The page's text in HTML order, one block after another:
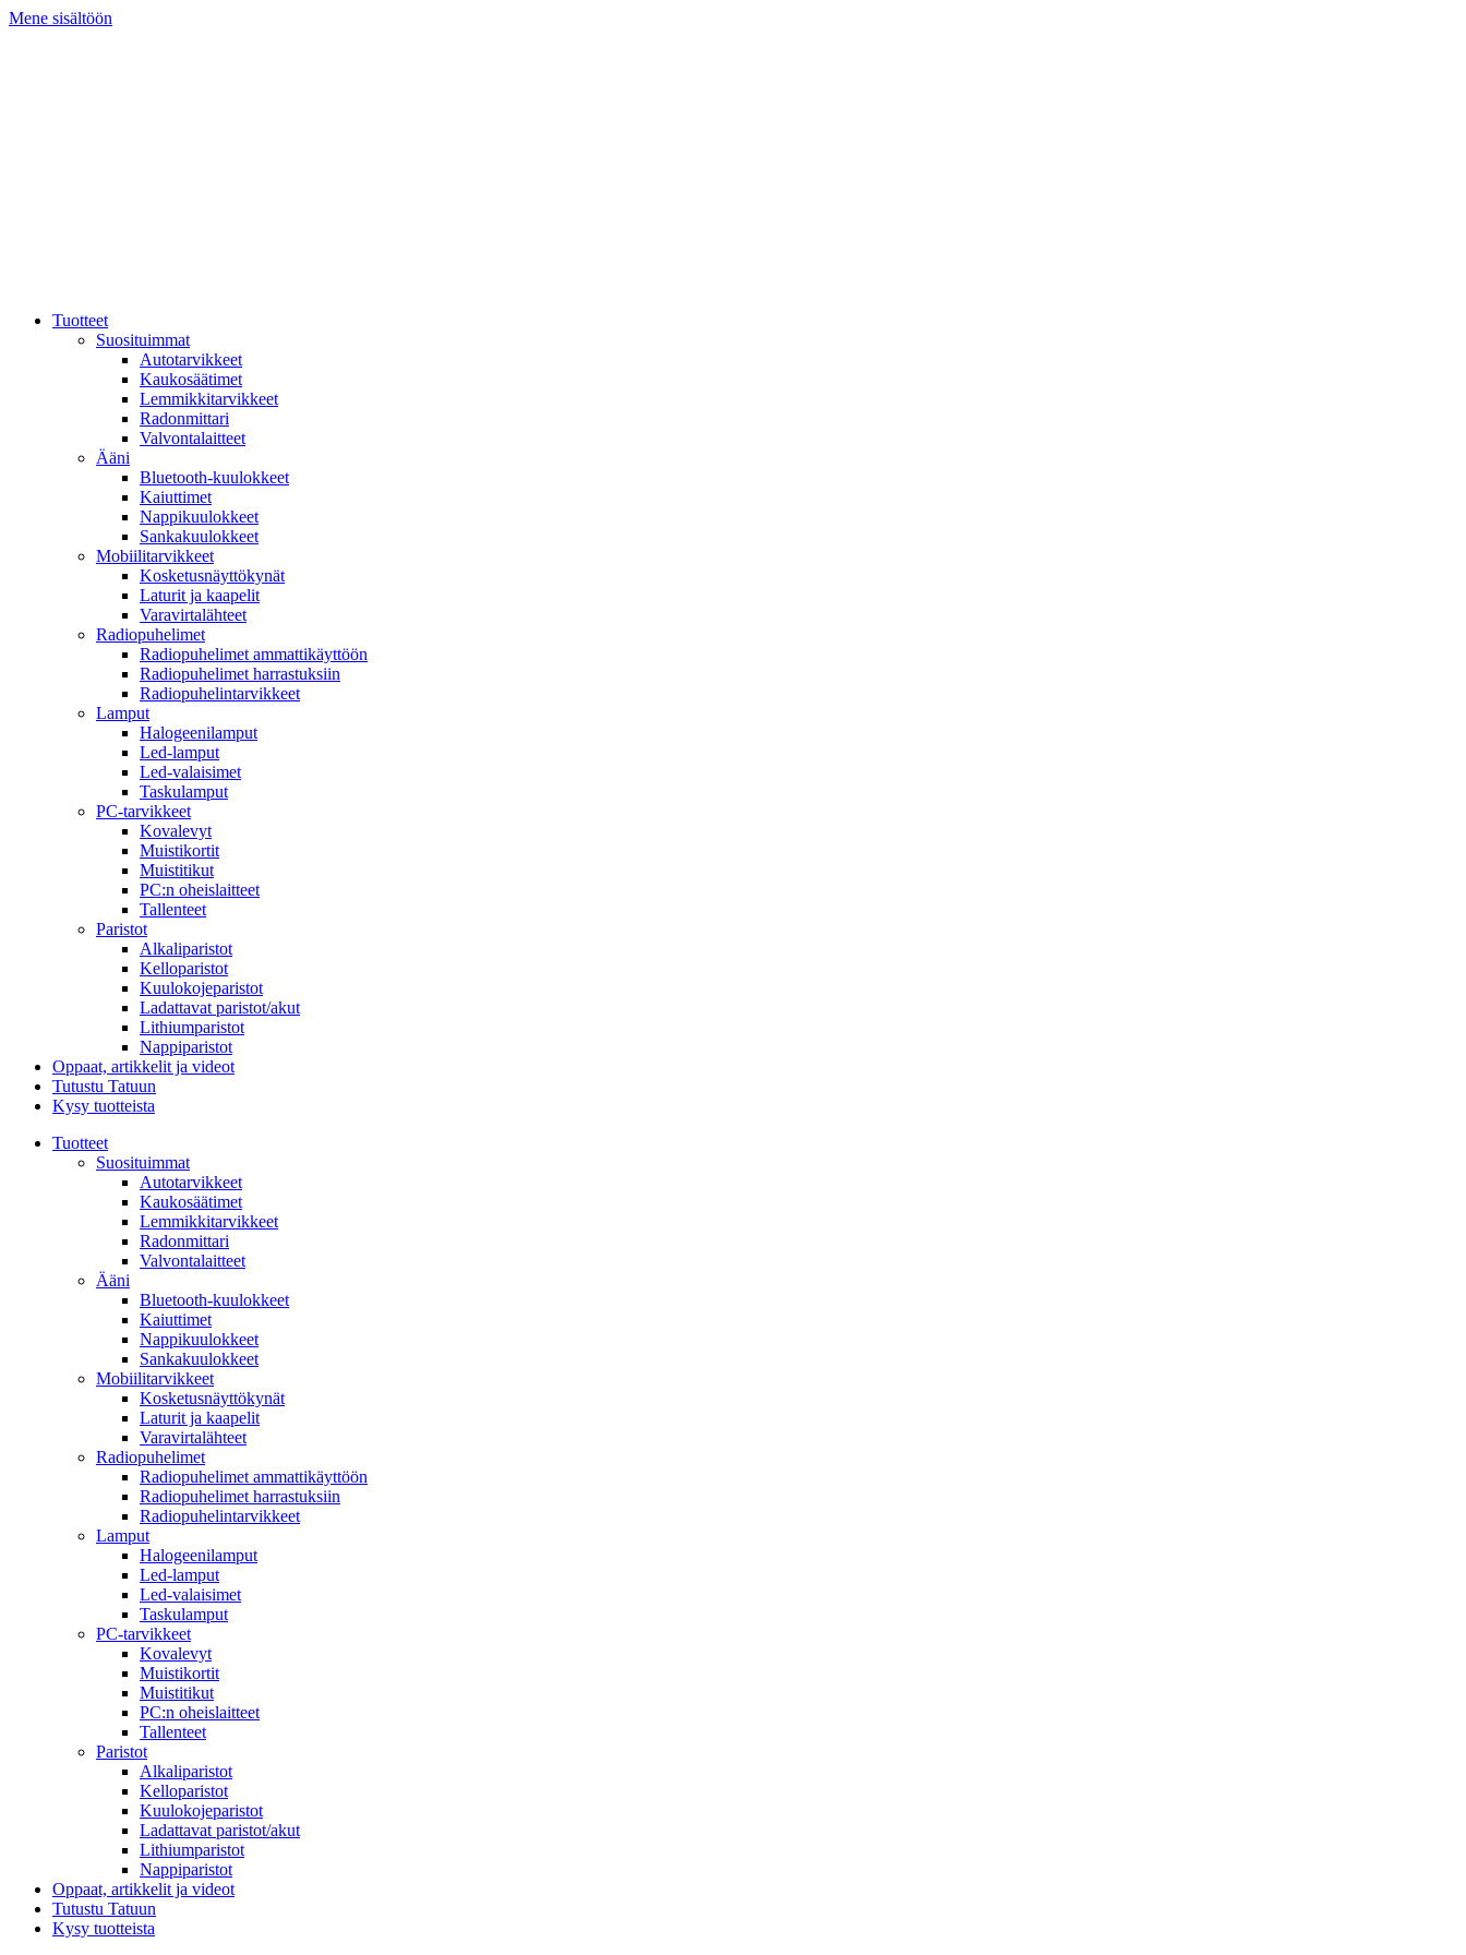
Mene sisältöön
Tuotteet
Suosituimmat
Autotarvikkeet
Kaukosäätimet
Lemmikkitarvikkeet
Radonmittari
Valvontalaitteet
Ääni
Bluetooth-kuulokkeet
Kaiuttimet
Nappikuulokkeet
Sankakuulokkeet
Mobiilitarvikkeet
Kosketusnäyttökynät
Laturit ja kaapelit
Varavirtalähteet
Radiopuhelimet
Radiopuhelimet ammattikäyttöön
Radiopuhelimet harrastuksiin
Radiopuhelintarvikkeet
Lamput
Halogeenilamput
Led-lamput
Led-valaisimet
Taskulamput
PC-tarvikkeet
Kovalevyt
Muistikortit
Muistitikut
PC:n oheislaitteet
Tallenteet
Paristot
Alkaliparistot
Kelloparistot
Kuulokojeparistot
Ladattavat paristot/akut
Lithiumparistot
Nappiparistot
Oppaat, artikkelit ja videot
Tutustu Tatuun
Kysy tuotteista
Tuotteet
Suosituimmat
Autotarvikkeet
Kaukosäätimet
Lemmikkitarvikkeet
Radonmittari
Valvontalaitteet
Ääni
Bluetooth-kuulokkeet
Kaiuttimet
Nappikuulokkeet
Sankakuulokkeet
Mobiilitarvikkeet
Kosketusnäyttökynät
Laturit ja kaapelit
Varavirtalähteet
Radiopuhelimet
Radiopuhelimet ammattikäyttöön
Radiopuhelimet harrastuksiin
Radiopuhelintarvikkeet
Lamput
Halogeenilamput
Led-lamput
Led-valaisimet
Taskulamput
PC-tarvikkeet
Kovalevyt
Muistikortit
Muistitikut
PC:n oheislaitteet
Tallenteet
Paristot
Alkaliparistot
Kelloparistot
Kuulokojeparistot
Ladattavat paristot/akut
Lithiumparistot
Nappiparistot
Oppaat, artikkelit ja videot
Tutustu Tatuun
Kysy tuotteista